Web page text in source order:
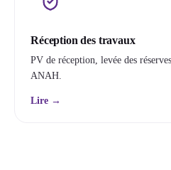
Réception des travaux
PV de réception, levée des
ANAH.
Lire →